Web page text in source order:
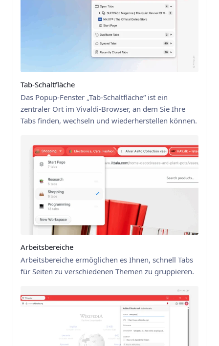
Tab-Schaltfläche
Das Popup-Fenster „Tab-Schaltfläche“ ist ein
zentraler Ort im Vivaldi-Browser, an dem Sie Ihre
Tabs finden, wechseln und wiederherstellen können.
Arbeitsbereiche
Arbeitsbereiche ermöglichen es Ihnen, schnell Tabs
für Seiten zu verschiedenen Themen zu gruppieren.